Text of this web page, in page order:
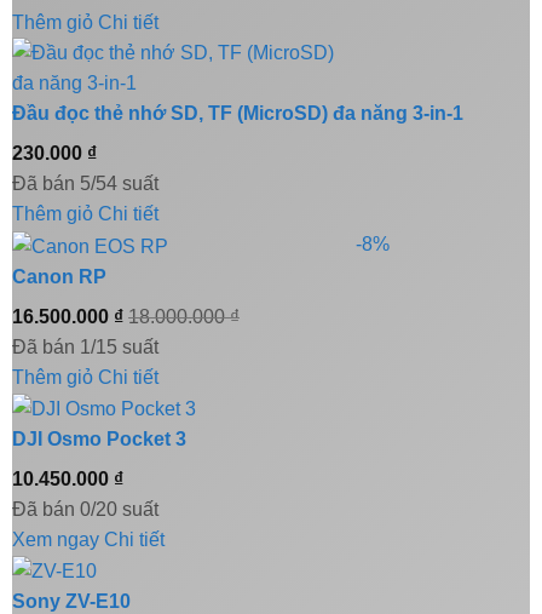
Thêm giỏ Chi tiết
Đầu đọc thẻ nhớ SD, TF (MicroSD) đa năng 3-in-1
230.000 ₫
Đã bán 5/54 suất
Thêm giỏ Chi tiết
-8%
Canon RP
16.500.000 ₫ 18.000.000₫
Đã bán 1/15 suất
Thêm giỏ Chi tiết
DJI Osmo Pocket 3
10.450.000 ₫
Đã bán 0/20 suất
Xem ngay Chi tiết
Sony ZV-E10